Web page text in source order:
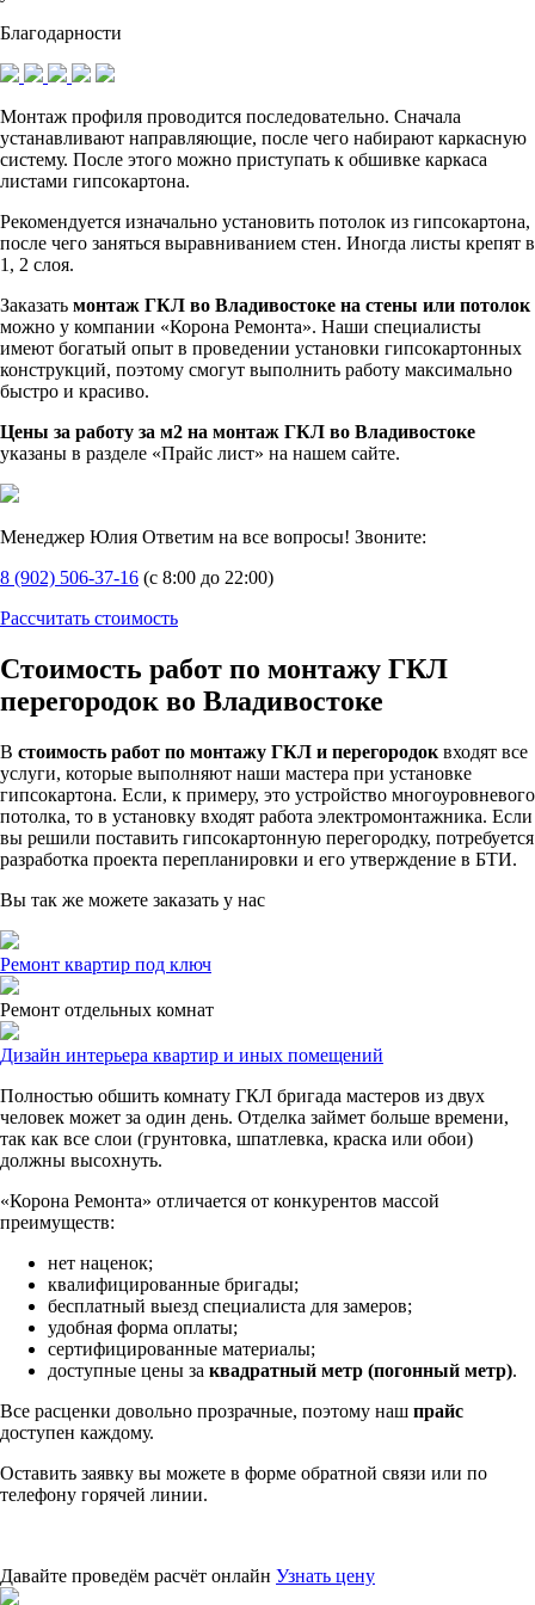
Благодарности
Монтаж профиля проводится последовательно. Сначала
устанавливают направляющие, после чего набирают каркасную
систему. После этого можно приступать к обшивке каркаса
листами гипсокартона.
Рекомендуется изначально установить потолок из гипсокартона,
после чего заняться выравниванием стен. Иногда листы крепят в
1, 2 слоя.
Заказать монтаж ГКЛ во Владивостоке на стены или потолок
можно у компании «Корона Ремонта». Наши специалисты
имеют богатый опыт в проведении установки гипсокартонных
конструкций, поэтому смогут выполнить работу максимально
быстро и красиво.
Цены за работу за м2 на монтаж ГКЛ во Владивостоке
указаны в разделе «Прайс лист» на нашем сайте.
Менеджер Юлия Ответим на все вопросы! Звоните:
8 (902) 506-37-16 (с 8:00 до 22:00)
Рассчитать стоимость
Стоимость работ по монтажу ГКЛ
перегородок во Владивостоке
В стоимость работ по монтажу ГКЛ и перегородок входят все
услуги, которые выполняют наши мастера при установке
гипсокартона. Если, к примеру, это устройство многоуровневого
потолка, то в установку входят работа электромонтажника. Если
вы решили поставить гипсокартонную перегородку, потребуется
разработка проекта перепланировки и его утверждение в БТИ.
Вы так же можете заказать у нас
Ремонт квартир под ключ
Ремонт отдельных комнат
Дизайн интерьера квартир и иных помещений
Полностью обшить комнату ГКЛ бригада мастеров из двух
человек может за один день. Отделка займет больше времени,
так как все слои (грунтовка, шпатлевка, краска или обои)
должны высохнуть.
«Корона Ремонта» отличается от конкурентов массой
преимуществ:
нет наценок;
квалифицированные бригады;
бесплатный выезд специалиста для замеров;
удобная форма оплаты;
сертифицированные материалы;
доступные цены за квадратный метр (погонный метр).
Все расценки довольно прозрачные, поэтому наш прайс
доступен каждому.
Оставить заявку вы можете в форме обратной связи или по
телефону горячей линии.
Давайте проведём расчёт онлайн Узнать цену